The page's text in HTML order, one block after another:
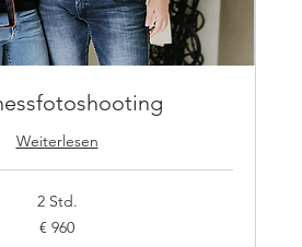
Weiterlesen
2 Std.
€ 960